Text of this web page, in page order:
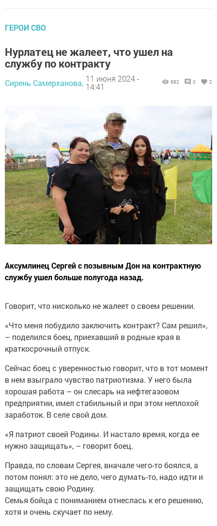
ГЕРОИ СВО
Нурлатец не жалеет, что ушел на
службу по контракту
Сирень Самерханова, 11 июня 2024 -
14:41
982 0 2
Аксумлинец Сергей с позывным Дон на контрактную
службу ушел больше полугода назад.
Говорит, что нисколько не жалеет о своем решении.
«Что меня побудило заключить контракт? Сам решил»,
– поделился боец, приехавший в родные края в
краткосрочный отпуск.
Сейчас боец с уверенностью говорит, что в тот момент
в нем взыграло чувство патриотизма. У него была
хорошая работа – он слесарь на нефтегазовом
предприятии, имел стабильный и при этом неплохой
заработок. В селе свой дом.
«Я патриот своей Родины. И настало время, когда ее
нужно защищать», – говорит боец.
Правда, по словам Сергея, вначале чего-то боялся, а
потом понял: это не дело, чего думать-то, надо идти и
защищать свою Родину.
Семья бойца с пониманием отнеслась к его решению,
хотя и очень скучает по нему.